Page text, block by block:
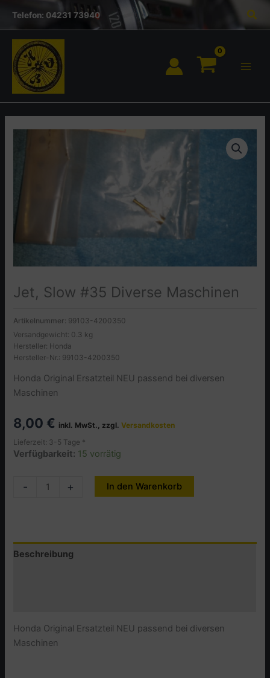
springen
Inhalt
Telefon: 04231 73940
Jet, Slow #35 Diverse Maschinen
Artikelnummer: 99103-4200350
Versandgewicht: 0.3 kg
Hersteller: Honda
Hersteller-Nr.: 99103-4200350
Honda Original Ersatzteil NEU passend bei diversen
Maschinen
8,00 € inkl. MwSt., zzgl.Versandkosten
Lieferzeit: 3-5 Tage *
Verfügbarkeit: 15 vorrätig
-
Maschinen
Menge
+ In den Warenkorb
Beschreibung
Honda Original Ersatzteil NEU passend bei diversen
Maschinen